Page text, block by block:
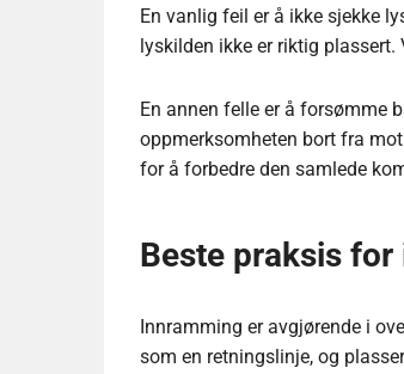
En vanlig feil er å ikke sjekke
lyskilden ikke er riktig
En annen felle er å forsømme
oppmerksomheten bort fra
for å forbedre den samlede
Beste praksis
Innramming er avgjørende i
som en retningslinje, og